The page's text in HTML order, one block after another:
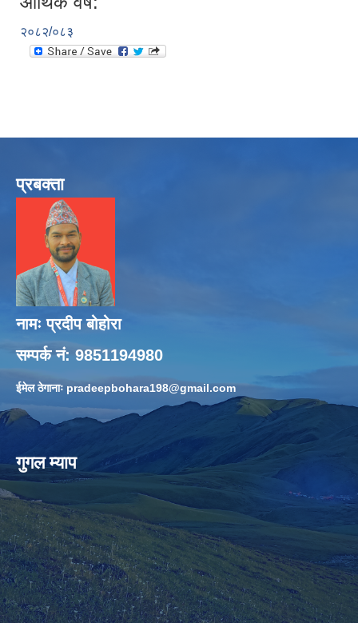
२०८२/०८३
प्रबक्ता
नामः प्रदीप बोहोरा
सम्पर्क नं: 9851194980
ईमेल ठेगानाः pradeepbohara198@gmail.com
गुगल म्याप